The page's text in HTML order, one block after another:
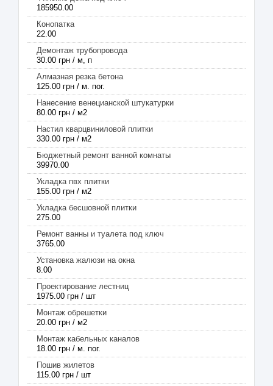
185950.00
Конопатка
22.00
Демонтаж трубопровода
30.00 грн / м, п
Алмазная резка бетона
125.00 грн / м. пог.
Нанесение венецианской штукатурки
80.00 грн / м2
Настил кварцвиниловой плитки
330.00 грн / м2
Бюджетный ремонт ванной комнаты
39970.00
Укладка пвх плитки
155.00 грн / м2
Укладка бесшовной плитки
275.00
Ремонт ванны и туалета под ключ
3765.00
Установка жалюзи на окна
8.00
Проектирование лестниц
1975.00 грн / шт
Монтаж обрешетки
20.00 грн / м2
Монтаж кабельных каналов
18.00 грн / м. пог.
Пошив жилетов
115.00 грн / шт